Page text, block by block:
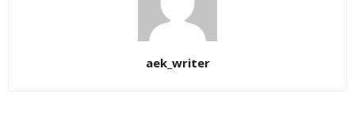
aek_writer